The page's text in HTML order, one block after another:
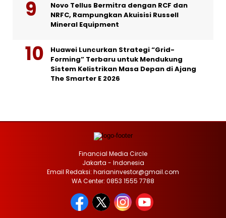
Novo Tellus Bermitra dengan RCF dan
NRFC, Rampungkan Akuisisi Russell
Mineral Equipment
Huawei Luncurkan Strategi “Grid-
Forming” Terbaru untuk Mendukung
Sistem Kelistrikan Masa Depan di Ajang
The Smarter E 2026
Financial Media Circle
Jakarta - Indonesia
Email Redaksi: harianinvestor@gmail.com
WA Center: 0853 1555 7788